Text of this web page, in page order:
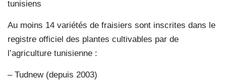
tunisiens
Au moins 14 variétés de fraisiers sont inscrites dans le
registre officiel des plantes cultivables par de
l’agriculture tunisienne :
– Tudnew (depuis 2003)